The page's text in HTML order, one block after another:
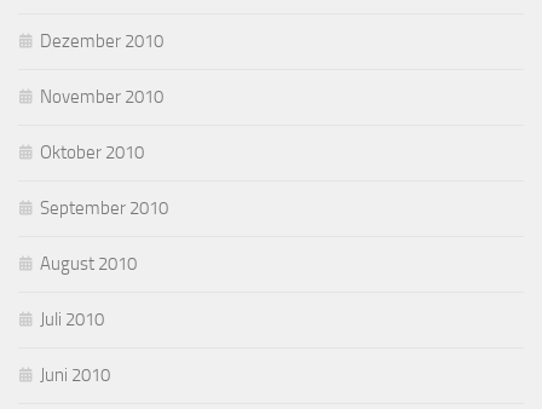
Dezember 2010
November 2010
Oktober 2010
September 2010
August 2010
Juli 2010
Juni 2010